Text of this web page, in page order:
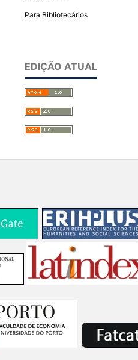
Para Bibliotecários
EDIÇÃO ATUAL